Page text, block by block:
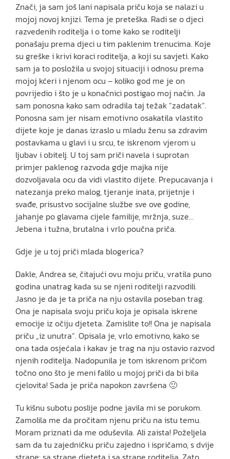
Znači, ja sam još lani napisala priču koja se nalazi u
mojoj novoj knjizi. Tema je preteška. Radi se o djeci
razvedenih roditelja i o tome kako se roditelji
ponašaju prema djeci u tim paklenim trenucima. Koje
su greške i krivi koraci roditelja, a koji su savjeti. Kako
sam ja to posložila u svojoj situaciji i odnosu prema
mojoj kćeri i njenom ocu – koliko god me je on
povrijedio i što je u konačnici postigao moj način. Ja
sam ponosna kako sam odradila taj težak “zadatak“.
Ponosna sam jer nisam emotivno osakatila vlastito
dijete koje je danas izraslo u mladu ženu sa zdravim
postavkama u glavi i u srcu, te iskrenom vjerom u
ljubav i obitelj. U toj sam priči navela i suprotan
primjer paklenog razvoda gdje majka nije
dozvoljavala ocu da vidi vlastito dijete. Prepucavanja i
natezanja preko malog, tjeranje inata, prijetnje i
svađe, prisustvo socijalne službe sve ove godine,
jahanje po glavama cijele familije, mržnja, suze…
Jebena i tužna, brutalna i vrlo poučna priča.
Gdje je u toj priči mlada blogerica?
Dakle, Andrea se, čitajući ovu moju priču, vratila puno
godina unatrag kada su se njeni roditelji razvodili.
Jasno je da je ta priča na nju ostavila poseban trag.
Ona je napisala svoju priču koja je opisala iskrene
emocije iz očiju djeteta. Zamislite to!! Ona je napisala
priču „iz unutra“. Opisala je, vrlo emotivno, kako se
ona tada osjećala i kakav je trag na nju ostavio razvod
njenih roditelja. Nadopunila je tom iskrenom pričom
točno ono što je meni falilo u mojoj priči da bi bila
cjelovita! Sada je priča napokon završena 🙂
Tu kišnu subotu poslije podne javila mi se porukom.
Zamolila me da pročitam njenu priču na istu temu.
Moram priznati da me oduševila. Ali zaista! Poželjela
sam da tu zajedničku priču zajedno i ispričamo, s dvije